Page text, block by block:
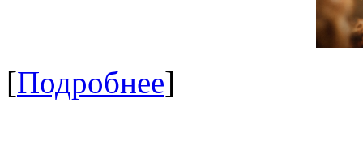
[Подробнее]